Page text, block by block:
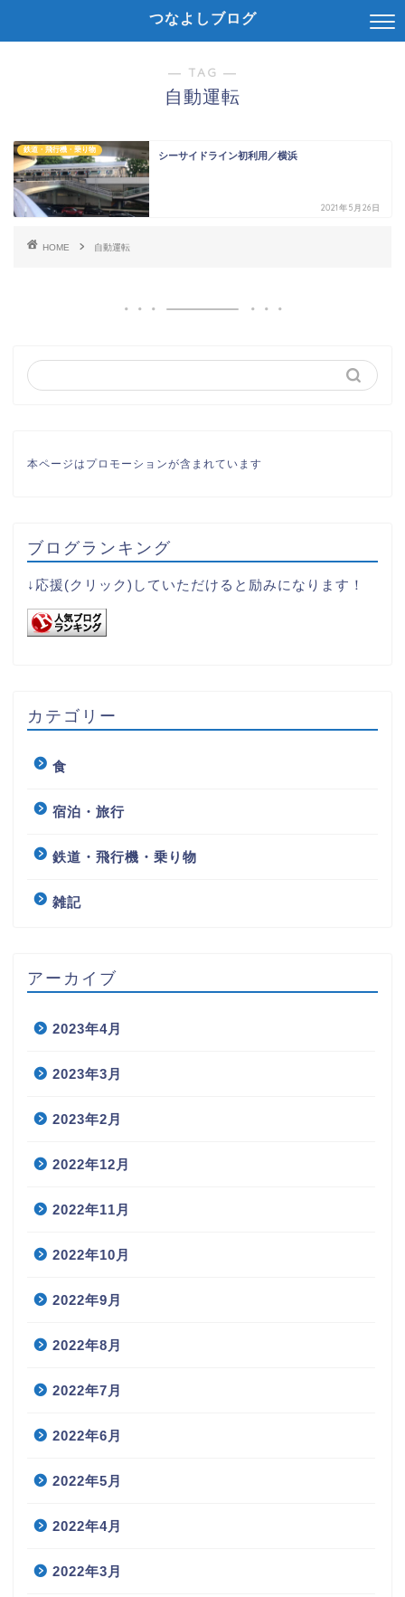
つなよしブログ
― TAG ―
自動運転
鉄道・飛行機・乗り物
シーサイドライン初利用／横浜
2021年5月26日
HOME 自動運転
本ページはプロモーションが含まれています
ブログランキング
↓応援(クリック)していただけると励みになります！
カテゴリー
食
宿泊・旅行
鉄道・飛行機・乗り物
雑記
アーカイブ
2023年4月
2023年3月
2023年2月
2022年12月
2022年11月
2022年10月
2022年9月
2022年8月
2022年7月
2022年6月
2022年5月
2022年4月
2022年3月